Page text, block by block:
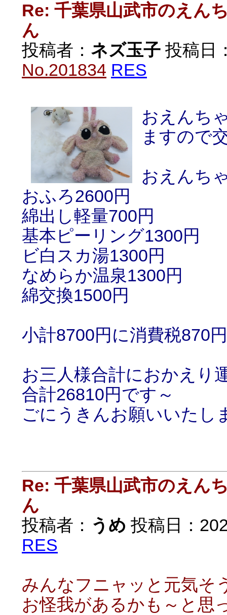
Re: 千葉県山武市のえん
ん
投稿者： ネズ玉子 投稿日
No.201834 RES
おえんち
ますので
おえんち
おふろ2600円
綿出し軽量700円
基本ピーリング1300円
ビ白スカ湯1300円
なめらか温泉1300円
綿交換1500円
小計8700円に消費税870
お三人様合計におかえり
合計26810円です～
ごにうきんお願いいたし
Re: 千葉県山武市のえん
ん
投稿者： うめ 投稿日：
RES
みんなフニャッと元気そ
お怪我があるかも～と思